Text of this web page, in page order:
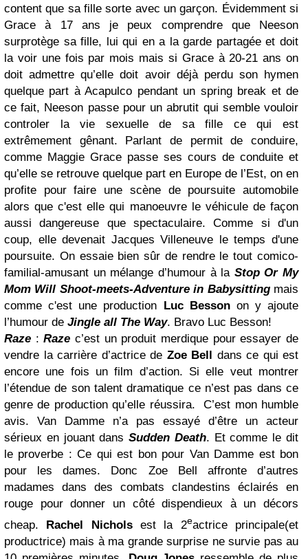
content que sa fille sorte avec un garçon. Évidemment si
Grace à 17 ans je peux comprendre que Neeson
surprotège sa fille, lui qui en a la garde partagée et doit
la voir une fois par mois mais si Grace à 20-21 ans on
doit admettre qu’elle doit avoir déjà perdu son hymen
quelque part à Acapulco pendant un spring break et de
ce fait, Neeson passe pour un abrutit qui semble vouloir
controler la vie sexuelle de sa fille ce qui est
extrêmement gênant. Parlant de permit de conduire,
comme Maggie Grace passe ses cours de conduite et
qu’elle se retrouve quelque part en Europe de l’Est, on en
profite pour faire une scène de poursuite automobile
alors que c'est elle qui manoeuvre le véhicule de façon
aussi dangereuse que spectaculaire. Comme si d'un
coup, elle devenait Jacques Villeneuve le temps d'une
poursuite. On essaie bien sûr de rendre le tout comico-
familial-amusant un mélange d’humour à la Stop Or My
Mom Will Shoot-meets-Adventure in Babysittingmais
comme c'est une production
Luc Bessonon y ajoute
l’humour de Jingle all The Way. Bravo Luc Besson!
Raze :Raze c’est un produit merdique pour essayer de
vendre la carrière d’actrice de Zoe Bell
dans ce qui est
encore une fois un film d’action. Si elle veut montrer
l’étendue de son talent dramatique ce n’est pas dans ce
genre de production qu’elle réussira.
C’est mon humble
avis. Van Damme n’a pas essayé d’être un acteur
sérieux en jouant dansSudden Death. Et comme le dit
le proverbe : Ce qui est bon pour Van Damme est bon
pour les dames. Donc Zoe Bell affronte d’autres
madames dans des combats clandestins éclairés en
rouge pour donner un côté dispendieux à un décors
cheap. Rachel Nicholsest la 2eactrice principale(et
productrice) mais à ma grande surprise ne survie pas au